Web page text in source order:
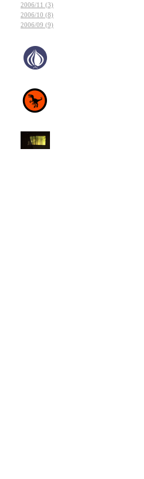
2006/11 (3)
2006/10 (8)
2006/09 (9)